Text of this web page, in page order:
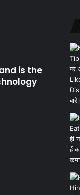
is the